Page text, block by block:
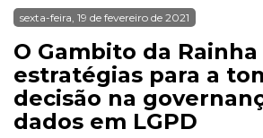
sexta-feira, 19 de fevereiro de 2021
O Gambito da Rainha
estratégias para a
decisão na
dados em LGPD